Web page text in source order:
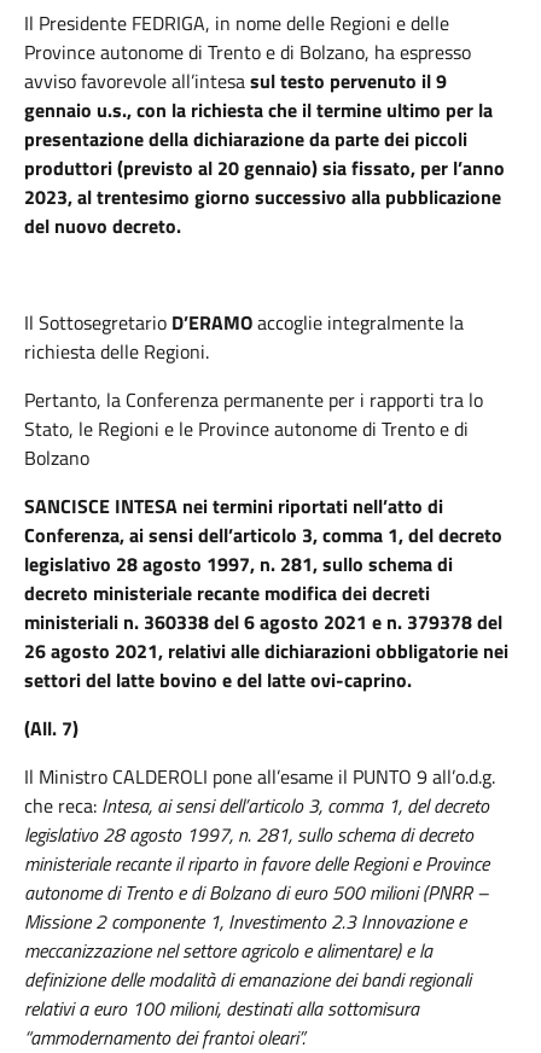
Il Presidente FEDRIGA, in nome delle Regioni e delle
Province autonome di Trento e di Bolzano, ha espresso
avviso favorevole all’intesasul testo pervenuto il 9
gennaio u.s., con la richiesta che il termine ultimo per la
presentazione della dichiarazione da parte dei piccoli
produttori (previsto al 20 gennaio) sia fissato, per l’anno
2023, al trentesimo giorno successivo alla pubblicazione
del nuovo decreto.
Il Sottosegretario D’ERAMOaccoglie integralmente la
richiesta delle Regioni.
Pertanto, la Conferenza permanente per i rapporti tra lo
Stato, le Regioni e le Province autonome di Trento e di
Bolzano
SANCISCE INTESA nei termini riportati nell’atto di
Conferenza, ai sensi dell’articolo 3, comma 1, del decreto
legislativo 28 agosto 1997, n. 281, sullo schema di
decreto ministeriale recante modifica dei decreti
ministeriali n. 360338 del 6 agosto 2021 e n. 379378 del
26 agosto 2021, relativi alle dichiarazioni obbligatorie nei
settori del latte bovino e del latte ovi-caprino.
(All. 7)
Il Ministro CALDEROLI pone all’esame il PUNTO 9 all’o.d.g.
che reca: Intesa, ai sensi dell’articolo 3, comma 1, del decreto
legislativo 28 agosto 1997, n. 281, sullo schema di decreto
ministeriale recante il riparto in favore delle Regioni e Province
autonome di Trento e di Bolzano di euro 500 milioni (PNRR –
Missione 2 componente 1, Investimento 2.3 Innovazione e
meccanizzazione nel settore agricolo e alimentare) e la
definizione delle modalità di emanazione dei bandi regionali
relativi a euro 100 milioni, destinati alla sottomisura
“ammodernamento dei frantoi oleari”.